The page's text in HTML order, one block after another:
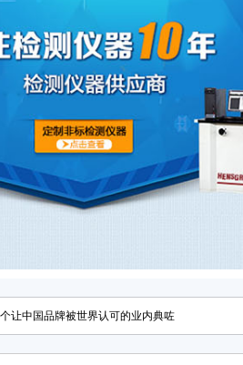
让中国品牌被世界认可的业内典咗